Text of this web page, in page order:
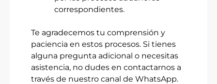
correspondientes.
Te agradecemos tu comprensión y
paciencia en estos procesos. Si tienes
alguna pregunta adicional o necesitas
asistencia, no dudes en contactarnos a
través de nuestro canal de WhatsApp.